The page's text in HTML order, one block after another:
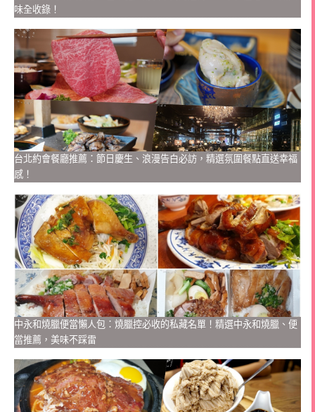
味全收錄！
台北約會餐廳推薦：節日慶生、浪漫告白必訪，精選氛圍餐點直送幸福
感！
中永和燒臘便當懶人包：燒臘控必收的私藏名單！精選中永和燒臘、便
當推薦，美味不踩雷